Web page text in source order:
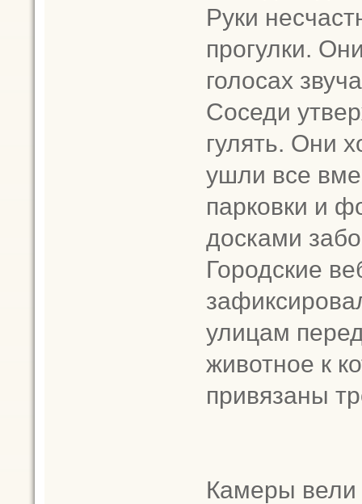
Руки
прогулки.
голосах
Соседи
гулять. Они
ушли все
парковки и
досками
Городские
улицам
животное к
привязаны
Камеры вели